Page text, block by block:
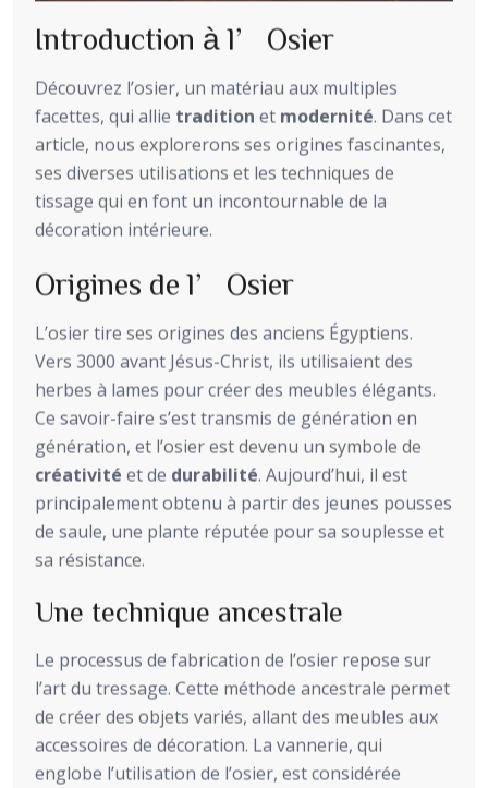
Introduction à l’Osier
Découvrez l’osier, un matériau aux multiples
facettes, qui allie tradition et modernité. Dans cet
article, nous explorerons ses origines fascinantes,
ses diverses utilisations et les techniques de
tissage qui en font un incontournable de la
décoration intérieure.
Origines de l’Osier
L’osier tire ses origines des anciens Égyptiens.
Vers 3000 avant Jésus-Christ, ils utilisaient des
herbes à lames pour créer des meubles élégants.
Ce savoir-faire s’est transmis de génération en
génération, et l’osier est devenu un symbole de
créativité et de durabilité. Aujourd’hui, il est
principalement obtenu à partir des jeunes pousses
de saule, une plante réputée pour sa souplesse et
sa résistance.
Une technique ancestrale
Le processus de fabrication de l’osier repose sur
l’art du tressage. Cette méthode ancestrale permet
de créer des objets variés, allant des meubles aux
accessoires de décoration. La vannerie, qui
englobe l’utilisation de l’osier, est considérée